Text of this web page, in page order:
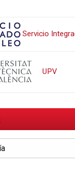
Servicio
UPV